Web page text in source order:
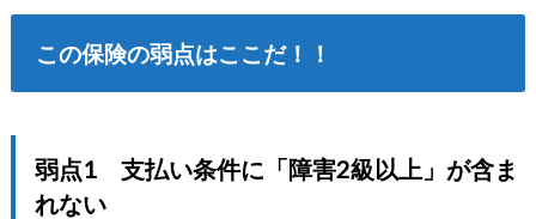
この保険の弱点はここだ！！
弱点1 支払い条件に「障害2級以上」が含ま
れない